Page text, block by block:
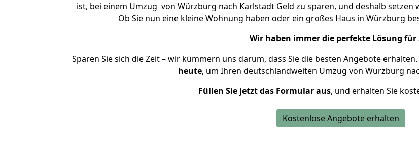
ist, bei einem Umzug von Würzburg nach Karlstadt Geld zu sparen, und deshalb setzen
Ob Sie nun eine kleine Wohnung haben oder ein großes Haus in Würzburg
Wir haben immer die perfekte Lösung für
Sparen Sie sich die Zeit – wir kümmern uns darum, dass Sie die besten Angebote erhalten.
heute, um Ihren deutschlandweiten Umzug von Würzburg
Füllen Sie jetzt das Formular aus, und erhalten Sie
Kostenlose Angebote erhalten